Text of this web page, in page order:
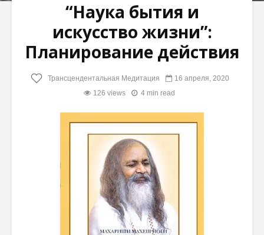
“Наука бытия и
искусство жизни”:
Планирование действия
Трансцендентальная Медитация
16 апреля, 2020
126 views
4 min read